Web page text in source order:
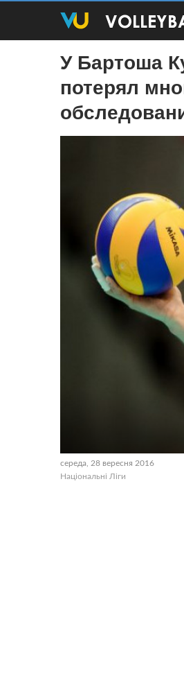
У Бартоша
потерял
середа, 28 вересня 2016
Національні Ліги